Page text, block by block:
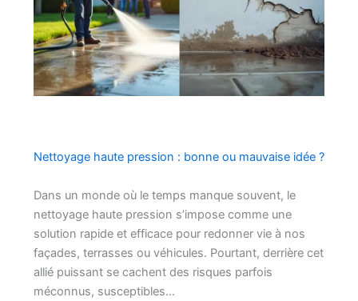
Nettoyage haute pression : bonne ou mauvaise idée ?
Dans un monde où le temps manque souvent, le
nettoyage haute pression s’impose comme une
solution rapide et efficace pour redonner vie à nos
façades, terrasses ou véhicules. Pourtant, derrière cet
allié puissant se cachent des risques parfois
méconnus, susceptibles…